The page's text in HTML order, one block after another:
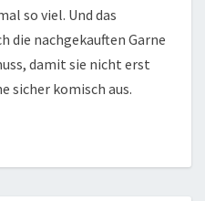
so viel. Und das
die nachgekauften Garne
damit sie nicht erst
sicher komisch aus.